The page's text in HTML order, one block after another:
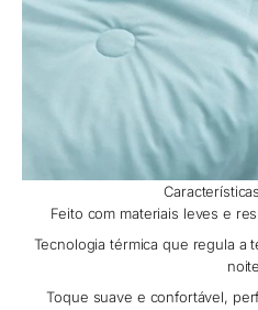
Feito com materiais leves e
Tecnologia térmica que regula a
Toque suave e confortável,